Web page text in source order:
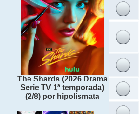
The Shards (2026 Drama
Serie TV 1ª temporada)
(2/8) por hipolismata